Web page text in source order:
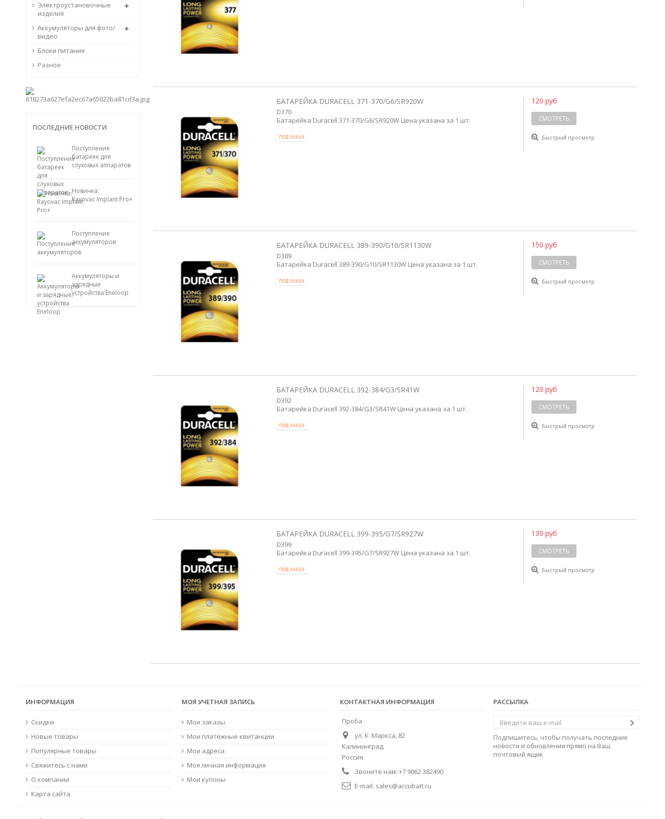
БАТАРЕЙКА DURACELL 371-370/G6/SR920W
D370
Батарейка Duracell 371-370/G6/SR920W Цена указана за 1 шт.
ПОД ЗАКАЗ
120 руб
СМОТРЕТЬ
Быстрый просмотр
БАТАРЕЙКА DURACELL 389-390/G10/SR1130W
D389
Батарейка Duracell 389-390/G10/SR1130W Цена указана за 1 шт.
ПОД ЗАКАЗ
150 руб
СМОТРЕТЬ
Быстрый просмотр
БАТАРЕЙКА DURACELL 392-384/G3/SR41W
D392
Батарейка Duracell 392-384/G3/SR41W Цена указана за 1 шт.
ПОД ЗАКАЗ
120 руб
СМОТРЕТЬ
Быстрый просмотр
БАТАРЕЙКА DURACELL 399-395/G7/SR927W
D399
Батарейка Duracell 399-395/G7/SR927W Цена указана за 1 шт.
ПОД ЗАКАЗ
130 руб
СМОТРЕТЬ
Быстрый просмотр
Электроустановочные
изделия
Аккумуляторы для фото/
видео
Блоки питания
Разное
ПОСЛЕДНИЕ НОВОСТИ
Поступление
батареек для
слуховых аппаратов
Новинка:
Rayovac Implant Pro+
Поступление
аккумуляторов
Аккумуляторы и
зарядные
устройства Eneloop
ИНФОРМАЦИЯ
Скидки
Новые товары
Популярные товары
Свяжитесь с нами
О компании
Карта сайта
МОЯ УЧЕТНАЯ ЗАПИСЬ
Мои заказы
Мои платёжные квитанции
Мои адреса
Моя личная информация
Мои купоны
КОНТАКТНАЯ ИНФОРМАЦИЯ
Проба
ул. К. Маркса, 82
Калининград
Россия
Звоните нам: +7 9062 382490
E-mail: sales@accubatt.ru
РАССЫЛКА
Подпишитесь, чтобы получать последние
новости и обновления прямо на Ваш
почтовый ящик